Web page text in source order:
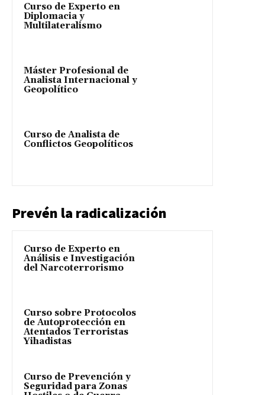
Curso de Experto en
Diplomacia y
Multilateralismo
Máster Profesional de
Analista Internacional y
Geopolítico
Curso de Analista de
Conflictos Geopolíticos
Prevén la radicalización
Curso de Experto en
Análisis e Investigación
del Narcoterrorismo
Curso sobre Protocolos
de Autoprotección en
Atentados Terroristas
Yihadistas
Curso de Prevención y
Seguridad para Zonas